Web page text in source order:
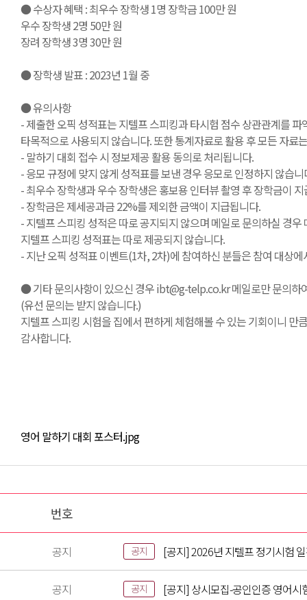
● 수상자 혜택 : 최우수 장학생 1명 장학금 100만 원
우수 장학생 2명 50만 원
장려 장학생 3명 30만 원
● 장학생 발표 : 2023년 1월 중
● 유의사항
- 제출한 오픽 성적표는 지텔프 스피킹과 타시험 점수 상관관계를
타목적으로 사용되지 않습니다. 또한 통계자료로 활용 후 모든 자료
- 말하기 대회 접수 시 정보제공 활용 동의로 처리됩니다.
- 응모 규정에 맞지 않게 성적표를 보낸 경우 응모로 인정하지 않습니
- 최우수 장학생과 우수 장학생은 홍보용 인터뷰 촬영 후 장학금이
- 장학금은 제세공과금 22%를 제외한 금액이 지급됩니다.
- 지텔프 스피킹 성적은 따로 공지되지 않으며 메일로 문의하실 경우
지텔프 스피킹 성적표는 따로 제공되지 않습니다.
- 지난 오픽 성적표 이벤트(1차, 2차)에 참여하신 분들은 참여 대상에
● 기타 문의사항이 있으신 경우 ibt@g-telp.co.kr 메일로만 문의하
(유선 문의는 받지 않습니다.)
지텔프 스피킹 시험을 집에서 편하게 체험해볼 수 있는 기회이니 만
감사합니다.
영어 말하기 대회 포스터.jpg
번호
공지 공지 [공지] 2026년 지텔프 정기시험
공지 공지 [공지] 상시모집-공인인증 영어시